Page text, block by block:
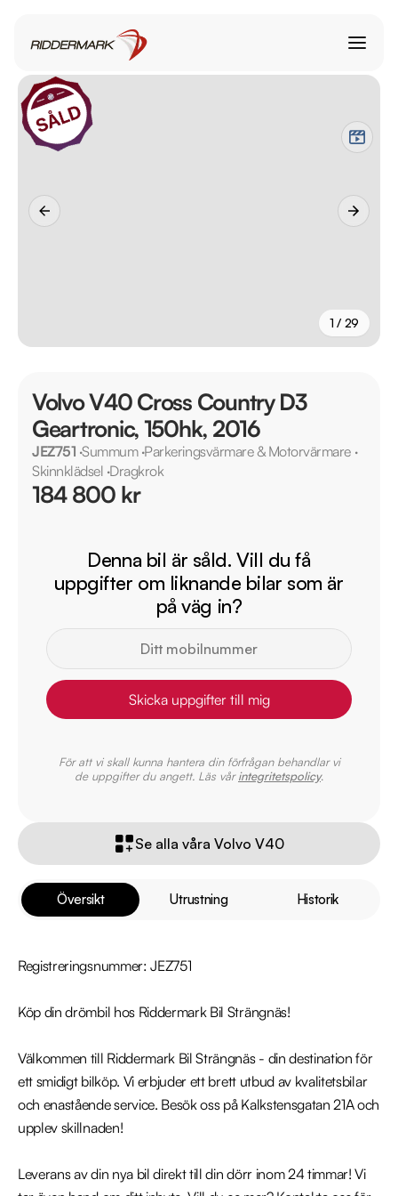
1 / 29
Översikt Utrustning Historik
Registreringsnummer: JEZ751
Köp din drömbil hos Riddermark Bil Strängnäs!
Välkommen till Riddermark Bil Strängnäs - din destination för
ett smidigt bilköp. Vi erbjuder ett brett utbud av kvalitetsbilar
och enastående service. Besök oss på Kalkstensgatan 21A och
upplev skillnaden!
Leverans av din nya bil direkt till din dörr inom 24 timmar! Vi
Volvo V40 Cross Country D3
Geartronic, 150hk, 2016
JEZ751 ·Summum·Parkeringsvärmare & Motorvärmare·
Skinnklädsel ·Dragkrok
184 800 kr
Denna bil är såld. Vill du få
uppgifter om liknande bilar som är
på väg in?
Skicka uppgifter till mig
För att vi skall kunna hantera din förfrågan behandlar vi
de uppgifter du angett. Läs vårintegritetspolicy.
Se alla våra Volvo V40